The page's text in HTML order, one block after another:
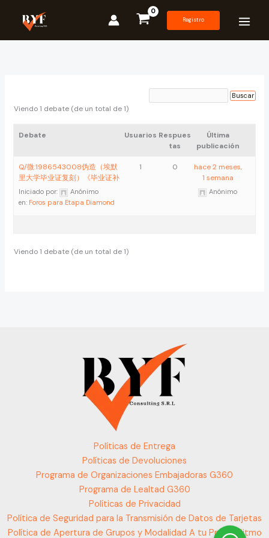
contenido
Registro
Viendo 1 debate (de un total de 1)
Debate Usuarios Respues
tas
Última
publicación
Q/微:1986543008伪造（埃默
里大学毕业证复刻）《毕业证补
Iniciado por:
Anónimo
en: Foros para Etapa Diamond
1 0
hace 2 meses,
1 semana
Anónimo
Viendo 1 debate (de un total de 1)
Políticas de Entrega
Políticas de Devoluciones
Programa de Organizaciones Embajadoras G360
Programa de Lealtad G360
Políticas de Privacidad
Política de Seguridad para la Transmisión de Datos de Tarjetas
Política de Apertura de Grupos y Modalidad A tu Propio Ritmo